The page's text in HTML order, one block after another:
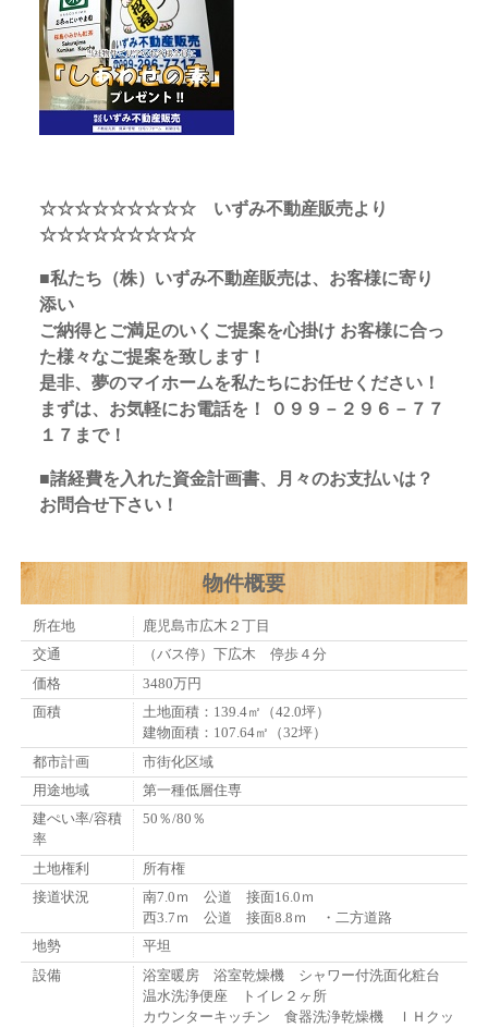
☆☆☆☆☆☆☆☆☆ いずみ不動産販売より
☆☆☆☆☆☆☆☆☆
■私たち（株）いずみ不動産販売は、お客様に寄り
添い
ご納得とご満足のいくご提案を心掛け お客様に合っ
た様々なご提案を致します！
是非、夢のマイホームを私たちにお任せください！
まずは、お気軽にお電話を！ ０９９－２９６－７７
１７まで！
■諸経費を入れた資金計画書、月々のお支払いは？
お問合せ下さい！
物件概要
所在地
鹿児島市広木２丁目
交通
（バス停）下広木 停歩４分
価格
3480万円
面積
土地面積：139.4㎡（42.0坪）
建物面積：107.64㎡（32坪）
都市計画
市街化区域
用途地域
第一種低層住専
建ぺい率/容積
率
50％/80％
土地権利
所有権
接道状況
南7.0ｍ 公道 接面16.0ｍ
西3.7ｍ 公道 接面8.8ｍ ・二方道路
地勢
平坦
設備
浴室暖房 浴室乾燥機 シャワー付洗面化粧台
温水洗浄便座 トイレ２ヶ所
カウンターキッチン 食器洗浄乾燥機 ＩＨクッ